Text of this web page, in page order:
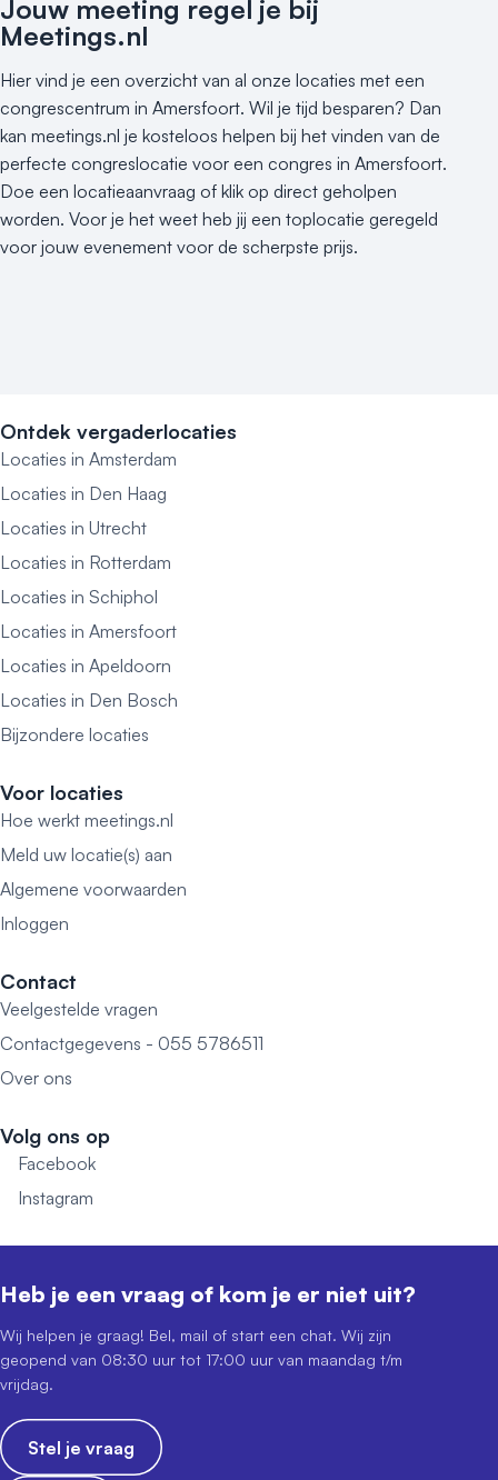
Jouw meeting regel je bij
Meetings.nl
Hier vind je een overzicht van al onze locaties met een
congrescentrum in Amersfoort. Wil je tijd besparen? Dan
kan meetings.nl je kosteloos helpen bij het vinden van de
perfecte congreslocatie voor een congres in Amersfoort.
Doe een locatieaanvraag of klik op direct geholpen
worden. Voor je het weet heb jij een toplocatie geregeld
voor jouw evenement voor de scherpste prijs.
Ontdek vergaderlocaties
Locaties in Amsterdam
Locaties in Den Haag
Locaties in Utrecht
Locaties in Rotterdam
Locaties in Schiphol
Locaties in Amersfoort
Locaties in Apeldoorn
Locaties in Den Bosch
Bijzondere locaties
Voor locaties
Hoe werkt meetings.nl
Meld uw locatie(s) aan
Algemene voorwaarden
Inloggen
Contact
Veelgestelde vragen
Contactgegevens - 055 5786511
Over ons
Volg ons op
Facebook
Instagram
Heb je een vraag of kom je er niet uit?
Wij helpen je graag! Bel, mail of start een chat. Wij zijn
geopend van 08:30 uur tot 17:00 uur van maandag t/m
vrijdag.
Stel je vraag